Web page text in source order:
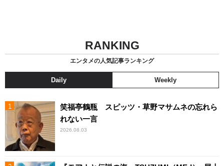
RANKING
エンタメの人気記事ランキング
Daily Weekly
笑福亭鶴瓶 スピッツ・草野マサムネの忘れら
れない一言
2026.08.03